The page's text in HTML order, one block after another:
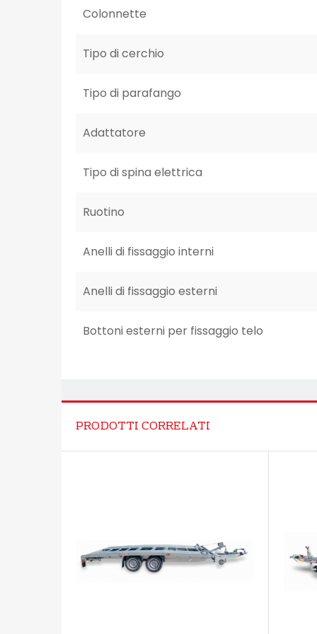
Colonnette
Tipo di cerchio
Tipo di parafango
Adattatore
Tipo di spina elettrica
Ruotino
Anelli di fissaggio interni
Anelli di fissaggio esterni
Bottoni esterni per fissaggio telo
PRODOTTI CORRELATI